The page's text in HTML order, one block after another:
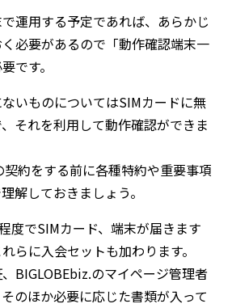
運用する予定であれば、あらかじ
必要があるので「動作確認端末一
です。
いものについてはSIMカードに無
それを利用して動作確認ができま
契約をする前に各種特約や重要事項
解しておきましょう。
度でSIMカード、端末が届きます
らに入会セットも加わります。
BIGLOBEbiz.のマイページ管理者
のほか必要に応じた書類が入って